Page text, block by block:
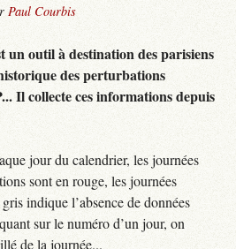
Paul Courbis
un outil à destination des parisiens
des perturbations
Il collecte ces informations depuis
jour du calendrier, les journées
sont en rouge, les journées
indique l’absence de données
sur le numéro d’un jour, on
de la journée...